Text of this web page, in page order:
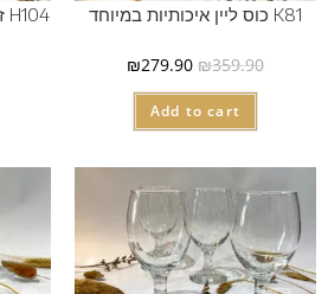
K81 כוס ליין איכותיות במיוחד
₪359.90
₪279.90
Add to cart
H104 זוג מנורות שולחן מושלמות